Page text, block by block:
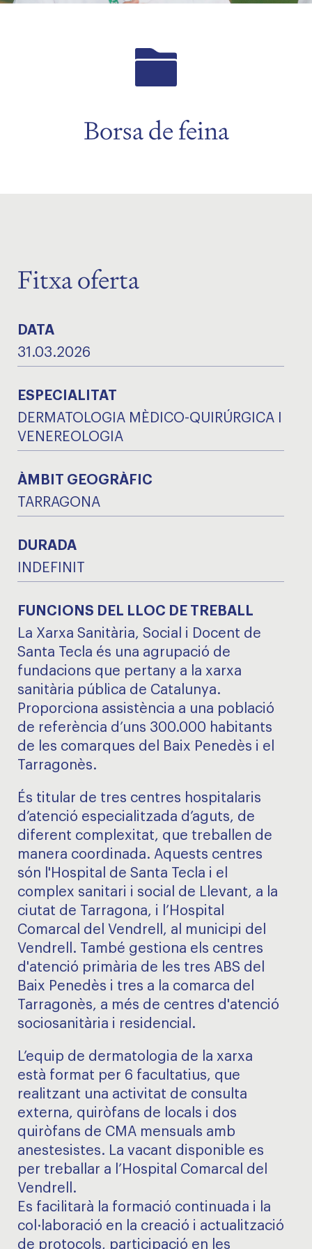
Borsa de feina
Fitxa oferta
DATA
31.03.2026
ESPECIALITAT
DERMATOLOGIA MÈDICO-QUIRÚRGICA I
VENEREOLOGIA
ÀMBIT GEOGRÀFIC
TARRAGONA
DURADA
INDEFINIT
FUNCIONS DEL LLOC DE TREBALL
La Xarxa Sanitària, Social i Docent de
Santa Tecla és una agrupació de
fundacions que pertany a la xarxa
sanitària pública de Catalunya.
Proporciona assistència a una població
de referència d’uns 300.000 habitants
de les comarques del Baix Penedès i el
Tarragonès.
És titular de tres centres hospitalaris
d’atenció especialitzada d’aguts, de
diferent complexitat, que treballen de
manera coordinada. Aquests centres
són l'Hospital de Santa Tecla i el
complex sanitari i social de Llevant, a la
ciutat de Tarragona, i l’Hospital
Comarcal del Vendrell, al municipi del
Vendrell. També gestiona els centres
d'atenció primària de les tres ABS del
Baix Penedès i tres a la comarca del
Tarragonès, a més de centres d'atenció
sociosanitària i residencial.
L’equip de dermatologia de la xarxa
està format per 6 facultatius, que
realitzant una activitat de consulta
externa, quiròfans de locals i dos
quiròfans de CMA mensuals amb
anestesistes. La vacant disponible es
per treballar a l’Hospital Comarcal del
Vendrell.
Es facilitarà la formació continuada i la
col·laboració en la creació i actualització
de protocols, participació en les